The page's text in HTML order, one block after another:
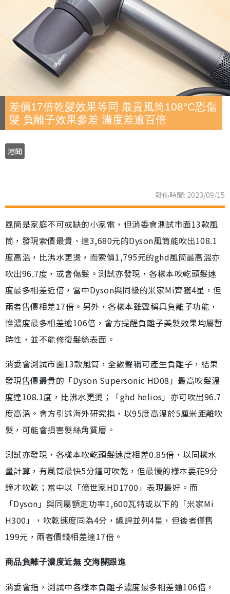
差價17倍乾髮效果等同 最貴風筒108°C恐傷
髮 負離子效果參差 濃度差逾百倍
港聞
發佈時間: 2023/09/15
風筒是家庭不可或缺的小家電，但消委會測試市面13款風
筒，發現索價最貴、達3,680元的Dyson風筒能吹出108.1
度高溫，比沸水更燙，而索價1,795元的ghd風筒最高溫亦
吹出96.7度，或會傷髮。測試亦發現，各樣本吹乾頭髮速
度最多相差近倍，當中Dyson與同級的米家Mi齊獲4星，但
兩者售價相差17倍。另外，各樣本雖聲稱具負離子功能，
惟濃度最多相差逾106倍，會方提醒負離子美髮效果均屬暫
時性，並不能修復髮絲表面。
消委會測試市面13款風筒，全數聲稱可產生負離子，結果
發現售價最貴的「Dyson Supersonic HD08」最高吹髮溫
度達108.1度，比沸水更燙；「ghd helios」亦可吹出96.7
度高溫。會方引述海外研究指，以95度高溫於5厘米距離吹
髮，可能會損害髮絲角質層。
測試亦發現，各樣本吹乾頭髮速度相差0.85倍，以同樣水
量計算，有風筒最快5分鐘可吹乾，但最慢的樣本要花9分
鐘才吹乾；當中以「億世家HD1700」表現最好。而
「Dyson」與同屬額定功率1,600瓦特或以下的「米家Mi
H300」，吹乾速度同為4分，總評並列4星，但後者僅售
199元，兩者價錢相差達17倍。
商品負離子濃度近無 交海關跟進
消委會指，測試中各樣本負離子濃度最多相差逾106倍，